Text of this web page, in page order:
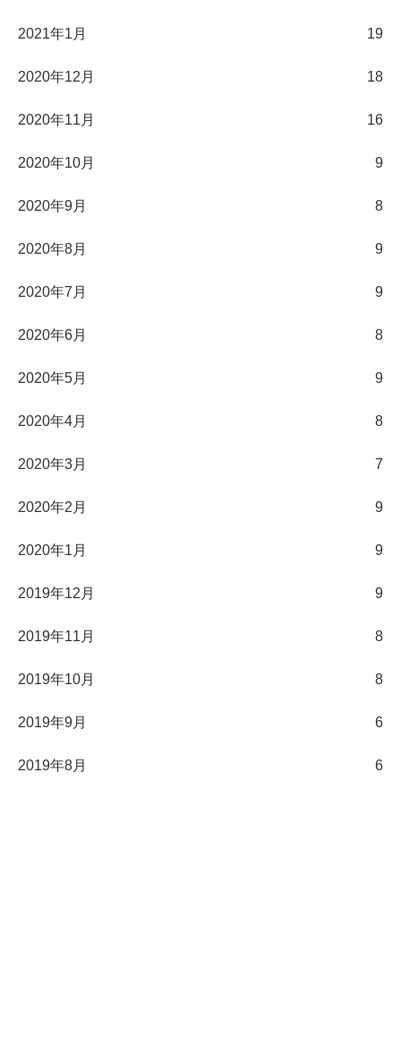
2021年1月 19
2020年12月 18
2020年11月 16
2020年10月 9
2020年9月 8
2020年8月 9
2020年7月 9
2020年6月 8
2020年5月 9
2020年4月 8
2020年3月 7
2020年2月 9
2020年1月 9
2019年12月 9
2019年11月 8
2019年10月 8
2019年9月 6
2019年8月 6